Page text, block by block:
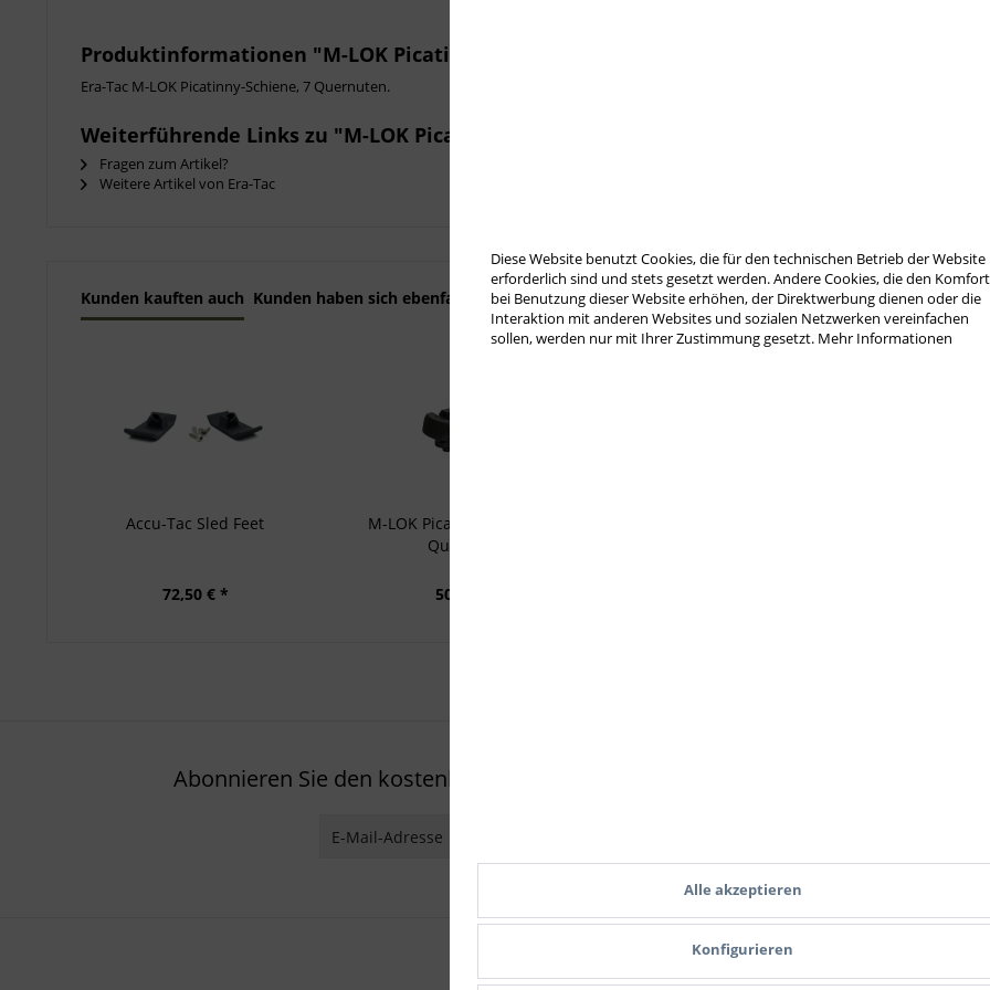
Produktinformationen "M-LOK Picatinny-Schiene, 7 Quernuten"
Era-Tac M-LOK Picatinny-Schiene, 7 Quernuten.
Weiterführende Links zu "M-LOK Picatinny-Schiene, 7 Quernuten"
Fragen zum Artikel?
Weitere Artikel von Era-Tac
Kunden kauften auch Kunden haben sich ebenfalls angesehen
Accu-Tac Sled Feet
72,50 € *
M-LOK Picatinny-Schiene, 5
Quernuten
50,00 € *
Abonnieren Sie den kostenlosen Newsletter und verpassen Sie keine
Datenschutzbestimmungen
Zahlungsmethoden Versand
Diese Website benutzt Cookies, die für den technischen Betrieb der Website
erforderlich sind und stets gesetzt werden. Andere Cookies, die den Komfort
bei Benutzung dieser Website erhöhen, der Direktwerbung dienen oder die
Interaktion mit anderen Websites und sozialen Netzwerken vereinfachen
sollen, werden nur mit Ihrer Zustimmung gesetzt. Mehr Informationen
Alle akzeptieren
Konfigurieren